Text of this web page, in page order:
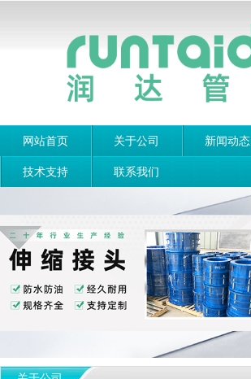
网站首页 关于公司 新闻动态
技术支持 联系我们